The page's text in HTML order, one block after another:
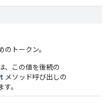
トークン。
、この値を後続の
メソッド呼び出しの
。